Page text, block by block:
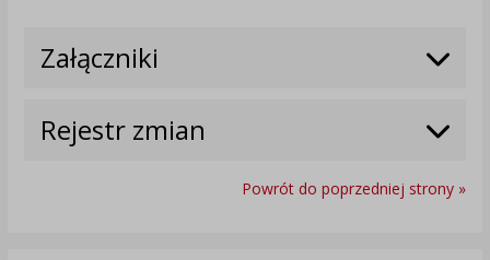
Załączniki
Rejestr zmian
Powrót do poprzedniej strony »